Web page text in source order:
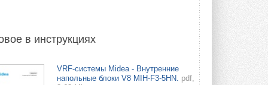
в инструкциях
VRF-системы Midea - Внутренние
напольные блоки V8 MIH-F3-5HN. pdf,